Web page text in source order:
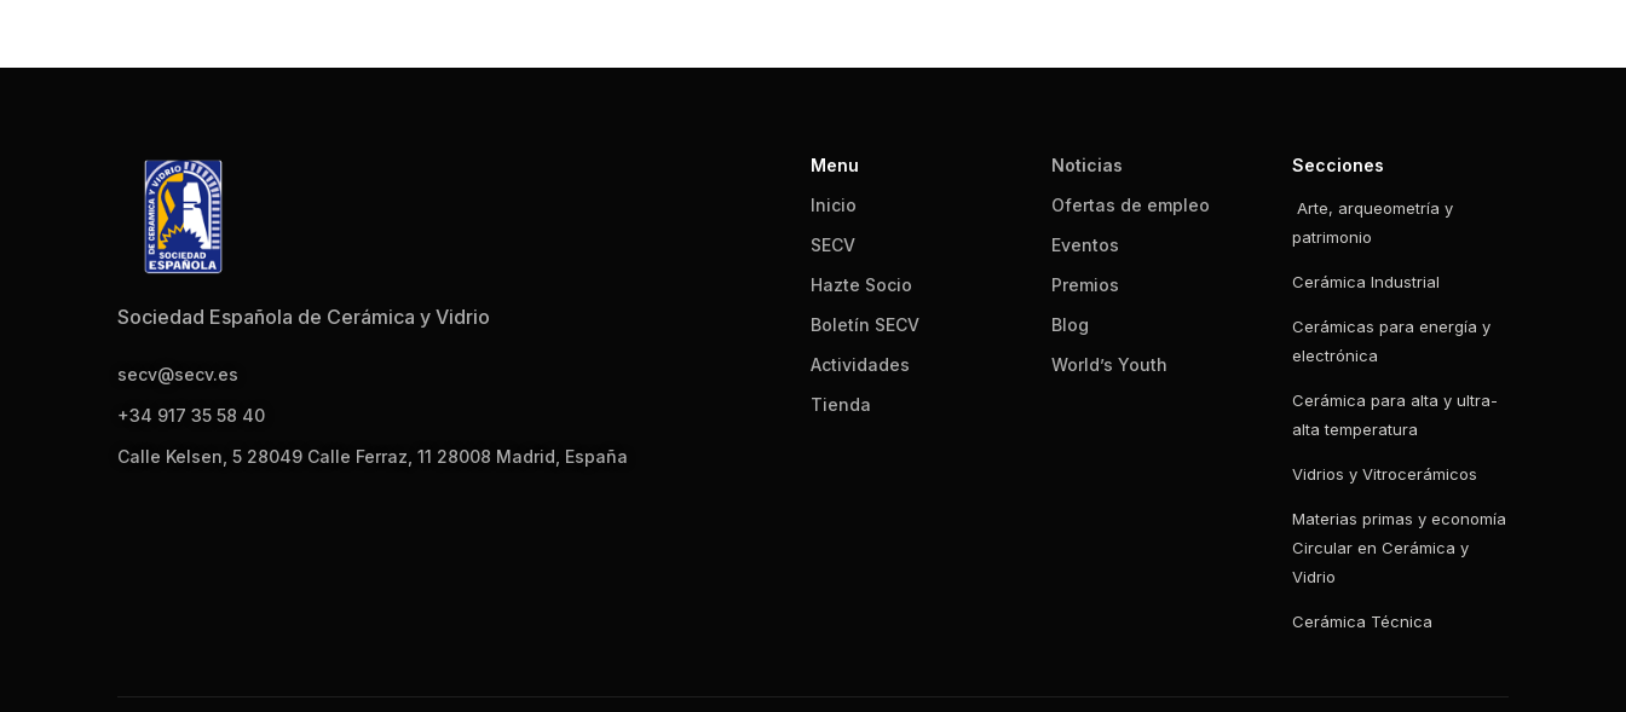
Sociedad Española de Cerámica y Vidrio
secv@secv.es
+34 917 35 58 40
Calle Kelsen, 5 28049 Calle Ferraz, 11 28008 Madrid, España
Menu
Inicio
SECV
Hazte Socio
Boletín SECV
Actividades
Tienda
Noticias
Ofertas de empleo
Eventos
Premios
Blog
World’s Youth
Secciones
Arte, arqueometría y
patrimonio
Cerámica Industrial
Cerámicas para energía y
electrónica
Cerámica para alta y ultra-
alta temperatura
Vidrios y Vitrocerámicos
Materias primas y economía
Circular en Cerámica y
Vidrio
Cerámica Técnica